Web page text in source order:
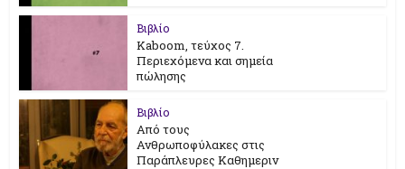
Βιβλίο
Kaboom, τεύχος 7.
Περιεχόμενα και σημεία
πώλησης
Βιβλίο
Από τους
Ανθρωποφύλακες στις
Παράπλευρες Καθημεριν